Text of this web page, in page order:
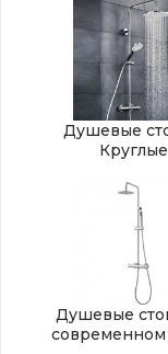
Душевые
Круглые
Душевые
современном